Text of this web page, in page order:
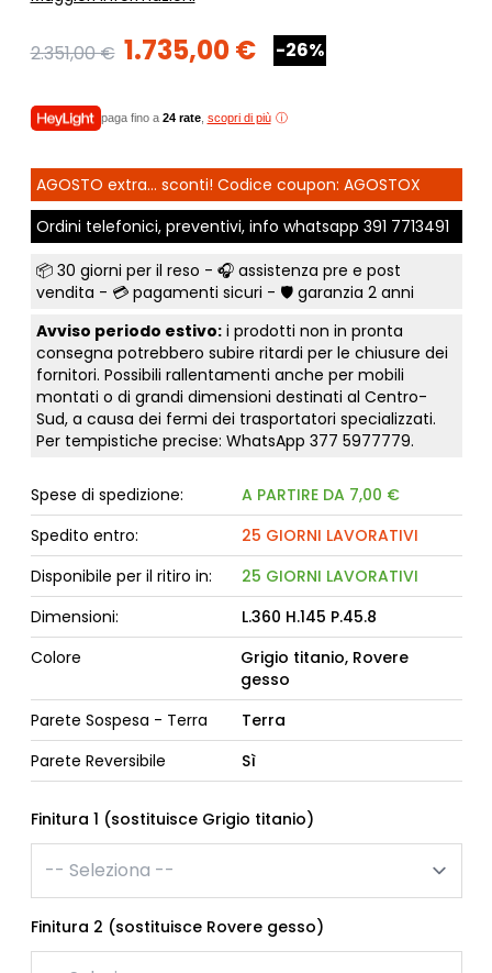
2.351,00 € 1.735,00 € -26%
paga fino a 24 rate, scopri di più
AGOSTO extra... sconti! Codice coupon: AGOSTOX
Ordini telefonici, preventivi, info whatsapp 391 7713491
📦 30 giorni per il reso - 🎧 assistenza pre e post
vendita - 💳 pagamenti sicuri - 🛡️ garanzia 2 anni
Avviso periodo estivo:i prodotti non in pronta
consegna potrebbero subire ritardi per le chiusure dei
fornitori. Possibili rallentamenti anche per mobili
montati o di grandi dimensioni destinati al Centro-
Sud, a causa dei fermi dei trasportatori specializzati.
Per tempistiche precise: WhatsApp 377 5977779.
Spese di spedizione:
A PARTIRE DA 7,00 €
Spedito entro:
25 GIORNI LAVORATIVI
Disponibile per il ritiro in:
25 GIORNI LAVORATIVI
Dimensioni:
L.360 H.145 P.45.8
Colore
Grigio titanio, Rovere
gesso
Parete Sospesa - Terra
Terra
Parete Reversibile
Sì
Finitura 1 (sostituisce Grigio titanio)
Finitura 2 (sostituisce Rovere gesso)